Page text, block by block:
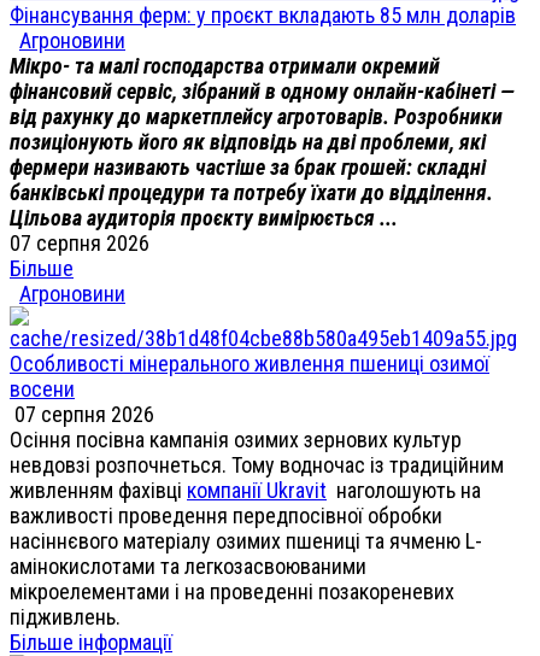
Фінансування ферм: у проєкт вкладають 85 млн доларів
Агроновини
Мікро- та малі господарства отримали окремий
фінансовий сервіс, зібраний в одному онлайн-кабінеті —
від рахунку до маркетплейсу агротоварів. Розробники
позиціонують його як відповідь на дві проблеми, які
фермери називають частіше за брак грошей: складні
банківські процедури та потребу їхати до відділення.
Цільова аудиторія проєкту вимірюється ...
07 серпня 2026
Більше
Агроновини
Особливості мінерального живлення пшениці озимої
восени
07 серпня 2026
Осіння посівна кампанія озимих зернових культур
невдовзі розпочнеться. Тому водночас із традиційним
живленням фахівці компанії Ukravit наголошують на
важливості проведення передпосівної обробки
насіннєвого матеріалу озимих пшениці та ячменю L-
амінокислотами та легкозасвоюваними
мікроелементами і на проведенні позакореневих
підживлень.
Більше інформації